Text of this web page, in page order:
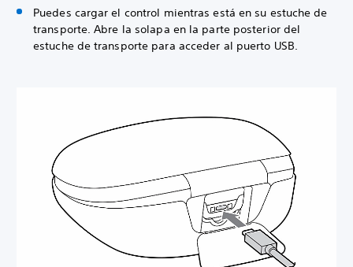
Puedes cargar el control mientras está en su estuche de
transporte. Abre la solapa en la parte posterior del
estuche de transporte para acceder al puerto USB.